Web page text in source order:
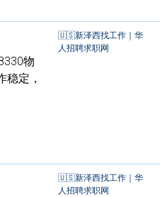
物
稳定，
🇺🇸新泽西找工作｜华
人招聘求职网
🇺🇸新泽西找工作｜华
人招聘求职网